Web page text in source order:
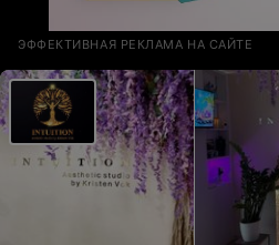
ЭФФЕКТИВНАЯ РЕКЛАМА НА САЙТЕ